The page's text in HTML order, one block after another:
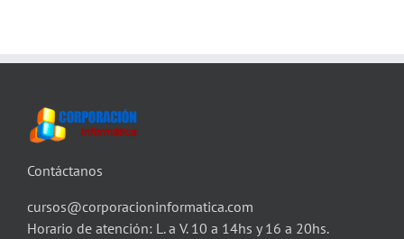
Contáctanos
cursos@corporacioninformatica.com
Horario de atención: L. a V. 10 a 14hs y 16 a 20hs.